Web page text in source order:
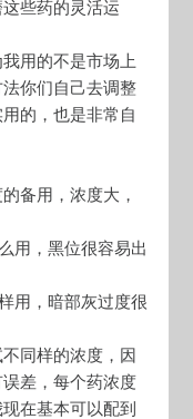
些药的灵活运
用的不是市场上
你们自己去调整
的，也是非常自
备用，浓度大，
用，黑位很容易出
用，暗部灰过度很
同样的浓度，因
差，每个药浓度
在基本可以配到